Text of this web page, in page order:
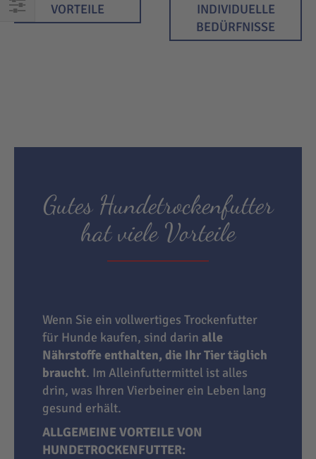
EINKAUFEN
VORTEILE
INDIVIDUELLE
BEDÜRFNISSE
Gutes Hundetrockenfutter
hat viele Vorteile
Wenn Sie ein vollwertiges Trockenfutter
für Hunde kaufen, sind darin alle
Nährstoffe enthalten, die Ihr Tier täglich
braucht. Im Alleinfuttermittel ist alles
drin, was Ihren Vierbeiner ein Leben lang
gesund erhält.
ALLGEMEINE VORTEILE VON
HUNDETROCKENFUTTER: